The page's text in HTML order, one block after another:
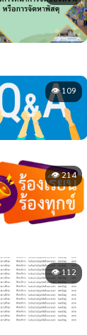
👁 109
👁 214
👁 112